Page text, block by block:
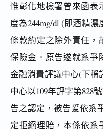
惟彰化地檢署曾來函表
度為244mg/dl (即酒精
條款約定之除外責任，
保險金。原告遂就系爭
金融消費評議中心(下稱
中心以109年評字第828
告之認定，被告爰依系
定拒絕理賠，本係依系